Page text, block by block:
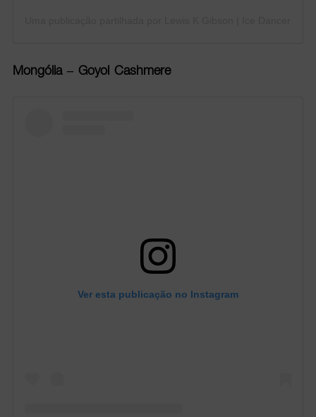
Mongólia – Goyol Cashmere
Ver esta publicação no Instagram